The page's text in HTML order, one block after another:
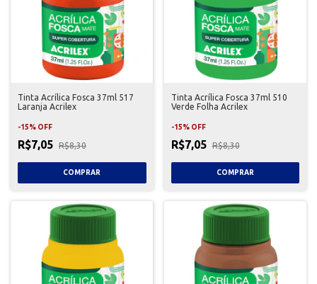
Tinta Acrílica Fosca 37ml 517
Laranja Acrilex
-15% OFF
R$7,05 R$8,30
Tinta Acrílica Fosca 37ml 510
Verde Folha Acrilex
-15% OFF
R$7,05 R$8,30